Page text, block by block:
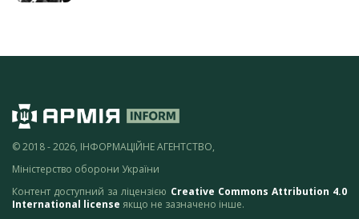
© 2018 - 2026, ІНФОРМАЦІЙНЕ АГЕНТСТВО,
Міністерство оборони України
Контент доступний за ліцензією Creative Commons Attribution 4.0
International license якщо не зазначено інше.